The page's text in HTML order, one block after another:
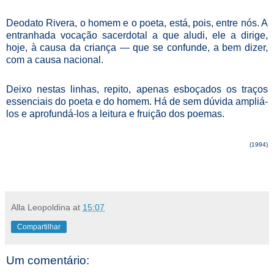
Deodato Rivera, o homem e o poeta, está, pois, entre nós. A
entranhada vocação sacerdotal a que aludi, ele a dirige,
hoje, à causa da criança — que se confunde, a bem dizer,
com a causa nacional.
Deixo nestas linhas, repito, apenas esboçados os traços
essenciais do poeta e do homem. Há de sem dúvida ampliá-
los e aprofundá-los a leitura e fruição dos poemas.
(1994)
Alla Leopoldina at 15:07
Compartilhar
Um comentário: